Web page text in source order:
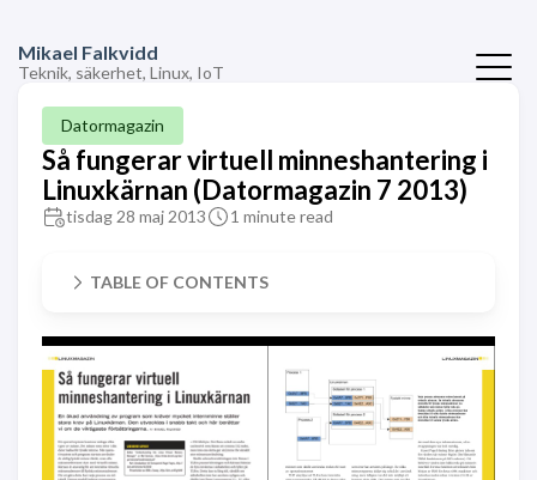
Mikael Falkvidd
Teknik, säkerhet, Linux, IoT
Datormagazin
Så fungerar virtuell minneshantering i
Linuxkärnan (Datormagazin 7 2013)
tisdag 28 maj 2013 1 minute read
TABLE OF CONTENTS